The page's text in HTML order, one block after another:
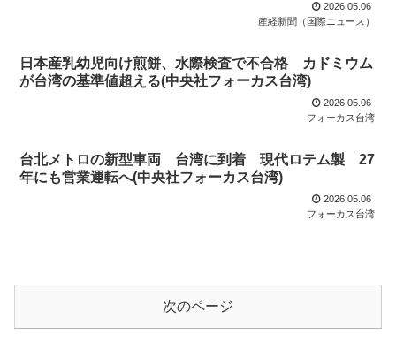
2026.05.06
産経新聞（国際ニュース）
日本産乳幼児向け煎餅、水際検査で不合格 カドミウム
が台湾の基準値超える(中央社フォーカス台湾)
2026.05.06
フォーカス台湾
台北メトロの新型車両 台湾に到着 現代ロテム製 27
年にも営業運転へ(中央社フォーカス台湾)
2026.05.06
フォーカス台湾
次のページ